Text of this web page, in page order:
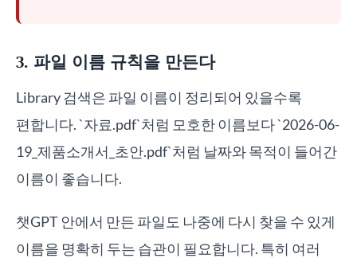
3. 파일 이름 규칙을 만든다
Library 검색은 파일 이름이 정리되어 있을수록
편합니다. `자료.pdf`처럼 모호한 이름보다 `2026-06-
19_제품소개서_초안.pdf`처럼 날짜와 목적이 들어간
이름이 좋습니다.
챗GPT 안에서 만든 파일도 나중에 다시 찾을 수 있게
이름을 명확히 두는 습관이 필요합니다. 특히 여러